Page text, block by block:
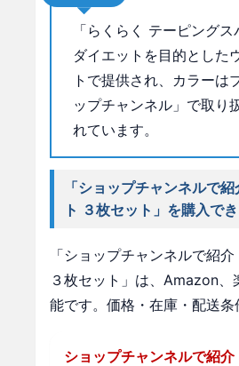
「らくらく テーピング
ダイエットを目的とした
トで提供され、カラーは
ップチャンネル」で取り
れています。
「ショップチャンネルで
ト ３枚セット」を購入で
「ショップチャンネルで紹
３枚セット」は、Amazon
能です。価格・在庫・配送条
ショップチャンネルで紹